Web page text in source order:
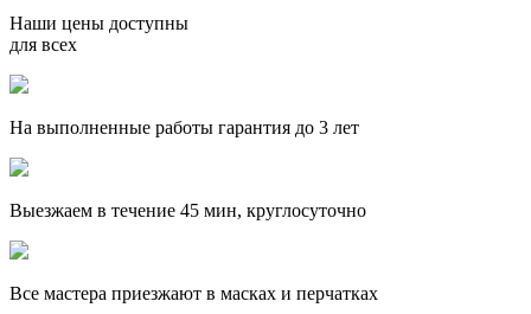
Наши цены доступны
для всех
На выполненные работы гарантия до 3 лет
Выезжаем в течение 45 мин, круглосуточно
Все мастера приезжают в масках и перчатках